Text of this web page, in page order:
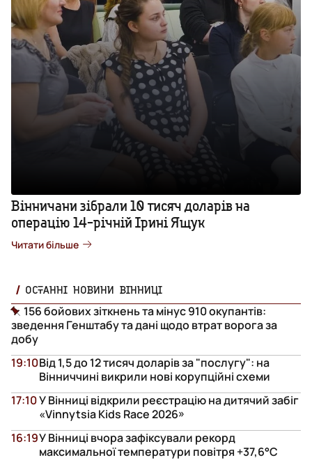
Вінничани зібрали 10 тисяч доларів на
операцію 14-річній Ірині Ящук
Читати більше
ОСТАННІ НОВИНИ ВІННИЦІ
156 бойових зіткнень та мінус 910 окупантів:
зведення Генштабу та дані щодо втрат ворога за
добу
Від 1,5 до 12 тисяч доларів за "послугу": на
Вінниччині викрили нові корупційні схеми
19:10
У Вінниці відкрили реєстрацію на дитячий забіг
«Vinnytsia Kids Race 2026»
17:10
У Вінниці вчора зафіксували рекорд
максимальної температури повітря +37,6°С
16:19